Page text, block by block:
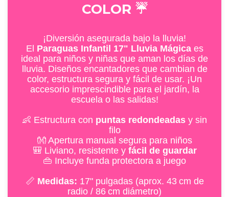
COLOR ☔
¡Diversión asegurada bajo la lluvia!
El Paraguas Infantil 17" Lluvia Mágicaes
ideal para niños y niñas que aman los días de
lluvia. Diseños encantadores que cambian de
color, estructura segura y fácil de usar. ¡Un
accesorio imprescindible para el jardín, la
escuela o las salidas!
👶 Estructura con puntas redondeadas y sin
filo
👐 Apertura manual segura para niños
🎒 Liviano, resistente y fácil de guardar
👜 Incluye funda protectora a juego
📏 Medidas: 17" pulgadas (aprox. 43 cm de
radio / 86 cm diámetro)